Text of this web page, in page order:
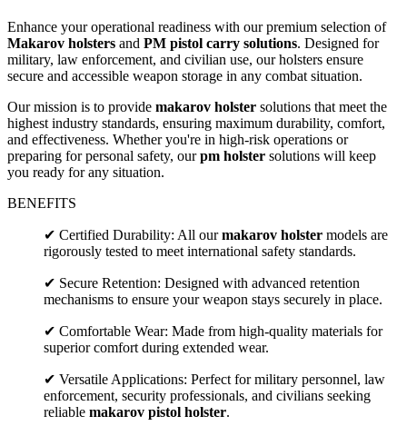
Enhance your operational readiness with our premium selection of
Makarov holsters and PM pistol carry solutions. Designed for
military, law enforcement, and civilian use, our holsters ensure
secure and accessible weapon storage in any combat situation.
Our mission is to provide makarov holster solutions that meet the
highest industry standards, ensuring maximum durability, comfort,
and effectiveness. Whether you're in high-risk operations or
preparing for personal safety, ourpm holster solutions will keep
you ready for any situation.
BENEFITS
✔ Certified Durability: All ourmakarov holster models are
rigorously tested to meet international safety standards.
✔ Secure Retention: Designed with advanced retention
mechanisms to ensure your weapon stays securely in place.
✔ Comfortable Wear: Made from high-quality materials for
superior comfort during extended wear.
✔ Versatile Applications: Perfect for military personnel, law
enforcement, security professionals, and civilians seeking
reliable makarov pistol holster.